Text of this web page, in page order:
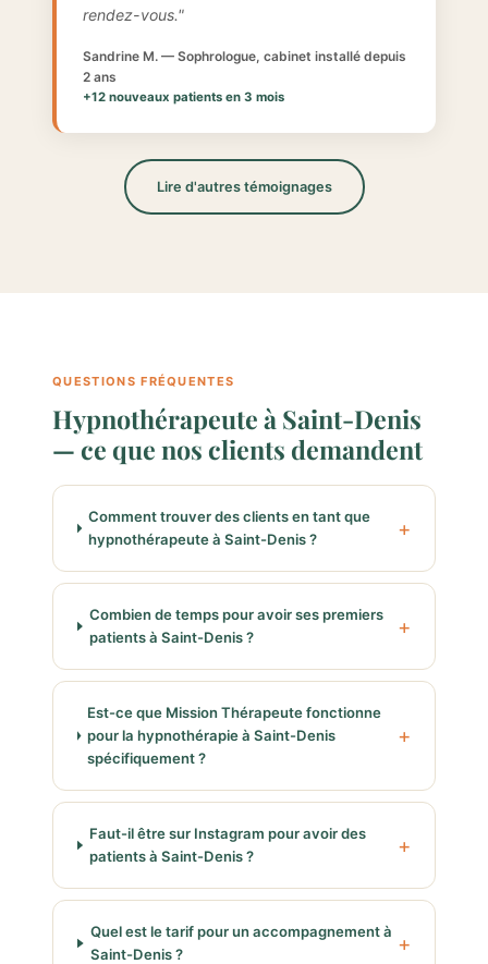
rendez-vous."
Sandrine M. — Sophrologue, cabinet installé depuis
2 ans
+12 nouveaux patients en 3 mois
Lire d'autres témoignages
QUESTIONS FRÉQUENTES
Hypnothérapeute à Saint-Denis
— ce que nos clients demandent
Comment trouver des clients en tant que
hypnothérapeute à Saint-Denis ?
Combien de temps pour avoir ses premiers
patients à Saint-Denis ?
Est-ce que Mission Thérapeute fonctionne
pour la hypnothérapie à Saint-Denis
spécifiquement ?
Faut-il être sur Instagram pour avoir des
patients à Saint-Denis ?
Quel est le tarif pour un accompagnement à
Saint-Denis ?